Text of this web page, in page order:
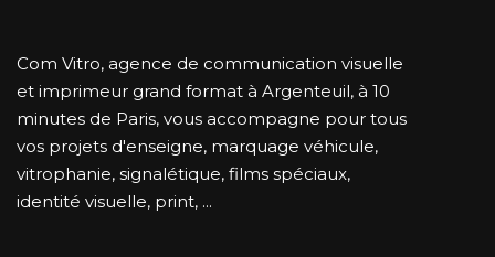
Com Vitro, agence de communication visuelle
et imprimeur grand format à Argenteuil, à 10
minutes de Paris, vous accompagne pour tous
vos projets d'enseigne, marquage véhicule,
vitrophanie, signalétique, films spéciaux,
identité visuelle, print, ...